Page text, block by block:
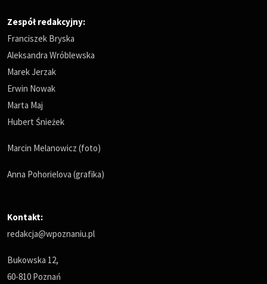
Zespół redakcyjny:
Franciszek Bryska
Aleksandra Wróblewska
Marek Jerzak
Erwin Nowak
Marta Maj
Hubert Śnieżek
Marcin Melanowicz (foto)
Anna Pohorielova (grafika)
Kontakt:
redakcja@wpoznaniu.pl
Bukowska 12,
60-810 Poznań